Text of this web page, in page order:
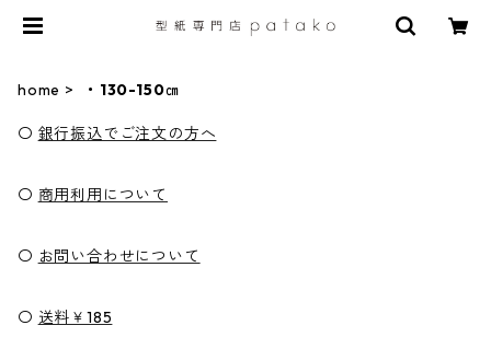
home ・130-150㎝
〇 銀行振込でご注文の方へ
〇 商用利用について
〇 お問い合わせについて
〇 送料￥185